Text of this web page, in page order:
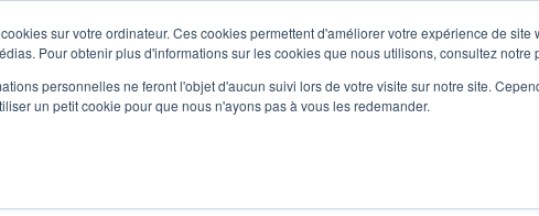
sur votre ordinateur. Ces cookies permettent d'améliorer votre expérience de
Pour obtenir plus d'informations sur les cookies que nous utilisons, consultez notre
personnelles ne feront l'objet d'aucun suivi lors de votre visite sur notre site.
un petit cookie pour que nous n'ayons pas à vous les redemander.